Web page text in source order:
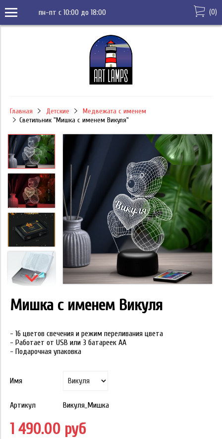
пн-пт с 10:00 до 18:00 (0)
Главная Детские
Медвежата с именем
Светильник "Мишка с именем Викуля"
Мишка с именем Викуля
- 16 цветов свечения и режим переливания цвета
- Работает от USB или 3 батареек АА
- Подарочная упаковка
Имя
Артикул Викуля_Мишка
1 490.00 руб